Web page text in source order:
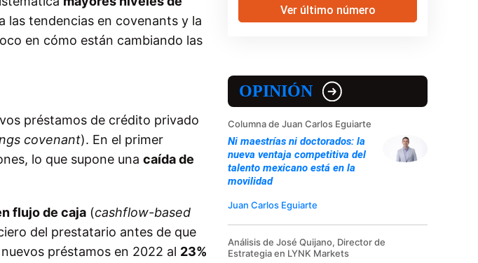
las tendencias en covenants y la
en cómo están cambiando las
préstamos de crédito privado
covenant). En el primer
lo que supone una caída de
flujo de caja (cashflow-based
del prestatario antes de que
préstamos en 2022 al 23%
Ver último número
OPINIÓN
Columna de Juan Carlos Eguiarte
Ni maestrías ni doctorados: la
nueva ventaja competitiva del
talento mexicano está en la
movilidad
Juan Carlos Eguiarte
Análisis de José Quijano, Director de
Estrategia en LYNK Markets